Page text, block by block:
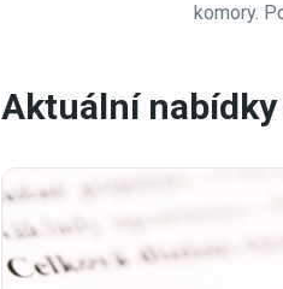
komory.
Aktuální